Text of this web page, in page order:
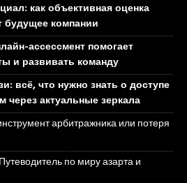
как объективная оценка
будущее компании
ассессмент помогает
и развивать команду
всё, что нужно знать о доступе
актуальные зеркала
арбитражника или потеря
по миру азарта и